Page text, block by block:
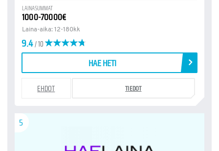
LAINASUMMAT
1000-70000€
Laina-aika: 12-180kk
9.4/ 10
HAE HETI
EHDOT TIEDOT
5